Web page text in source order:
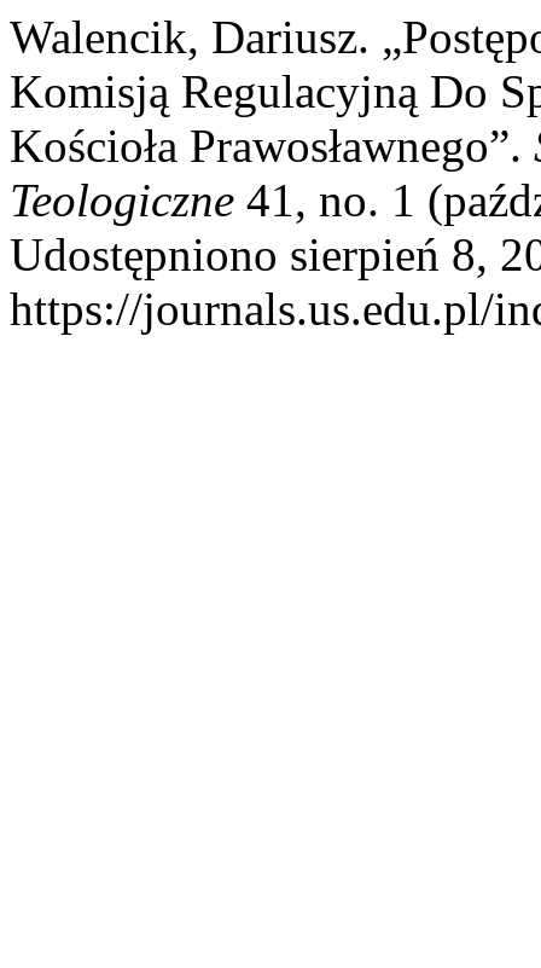
Walencik, Dariusz.
Komisją Regulacyjną Do
Kościoła Prawosławnego”.
Teologiczne 41, no. 1
Udostępniono sierpień 8,
https://journals.us.edu.pl/